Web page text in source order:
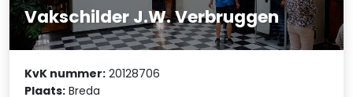
Vakschilder J.W. Verbruggen
KvK nummer: 20128706
Plaats: Breda